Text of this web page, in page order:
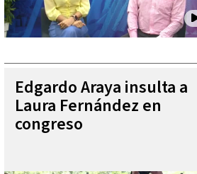
Edgardo Araya insulta a
Laura Fernández en
congreso